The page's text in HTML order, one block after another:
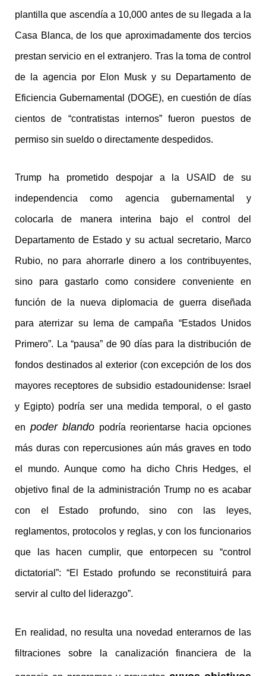
plantilla que ascendía a 10,000 antes de su llegada a la
Casa Blanca, de los que aproximadamente dos tercios
prestan servicio en el extranjero. Tras la toma de control
de la agencia por Elon Musk y su Departamento de
Eficiencia Gubernamental (DOGE), en cuestión de días
cientos de “contratistas internos” fueron puestos de
permiso sin sueldo o directamente despedidos.
Trump ha prometido despojar a la USAID de su
independencia como agencia gubernamental y
colocarla de manera interina bajo el control del
Departamento de Estado y su actual secretario, Marco
Rubio, no para ahorrarle dinero a los contribuyentes,
sino para gastarlo como considere conveniente en
función de la nueva diplomacia de guerra diseñada
para aterrizar su lema de campaña “Estados Unidos
Primero”. La “pausa” de 90 días para la distribución de
fondos destinados al exterior (con excepción de los dos
mayores receptores de subsidio estadounidense: Israel
y Egipto) podría ser una medida temporal, o el gasto
en poder blando podría reorientarse hacia opciones
más duras con repercusiones aún más graves en todo
el mundo. Aunque como ha dicho Chris Hedges, el
objetivo final de la administración Trump no es acabar
con el Estado profundo, sino con las leyes,
reglamentos, protocolos y reglas, y con los funcionarios
que las hacen cumplir, que entorpecen su “control
dictatorial”: “El Estado profundo se reconstituirá para
servir al culto del liderazgo”.
En realidad, no resulta una novedad enterarnos de las
filtraciones sobre la canalización financiera de la